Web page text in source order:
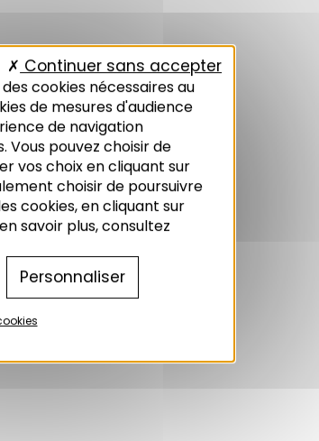
cookies nécessaires au
de mesures d'audience
de navigation
pouvez choisir de
vos choix en cliquant sur
choisir de poursuivre
cookies, en cliquant sur
savoir plus, consultez
Continuer sans accepter
Personnaliser